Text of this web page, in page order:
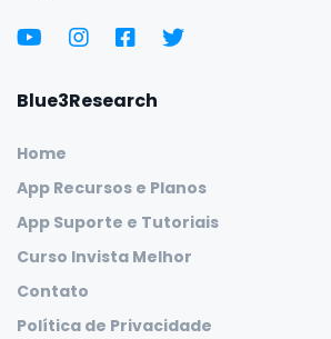
Blue3Research
Home
App Recursos e Planos
App Suporte e Tutoriais
Curso Invista Melhor
Contato
Política de Privacidade